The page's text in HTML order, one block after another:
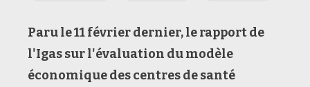
Paru le 11 février dernier, le rapport de
l'Igassur l'évaluation du modèle
économique des centres de santé